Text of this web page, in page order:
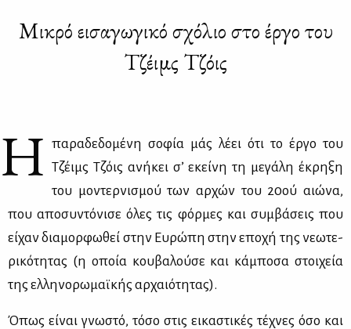
Μικρό εισαγωγικό σχόλιο στο έργο του
Τζέιμς Τζόις
Η πα­ρα­δε­δο­μέ­νη σο­φία μάς λέ­ει ότι το έρ­γο του
Τζέιμς Τζόις ανή­κει σ’ εκεί­νη τη με­γά­λη έκρη­ξη
του μο­ντερ­νι­σμού των αρ­χών του 20ού αιώ­να,
που απο­συ­ντό­νι­σε όλες τις φόρ­μες και συμ­βά­σεις που
εί­χαν δια­μορ­φω­θεί στην Ευ­ρώ­πη στην επο­χή της νε­ω­τε­
ρι­κό­τη­τας (η οποία κου­βα­λού­σε και κά­μπο­σα στοι­χεία
της ελ­λη­νο­ρω­μαϊ­κής αρ­χαιό­τη­τας).
Όπως εί­ναι γνω­στό, τό­σο στις ει­κα­στι­κές τέ­χνες όσο και